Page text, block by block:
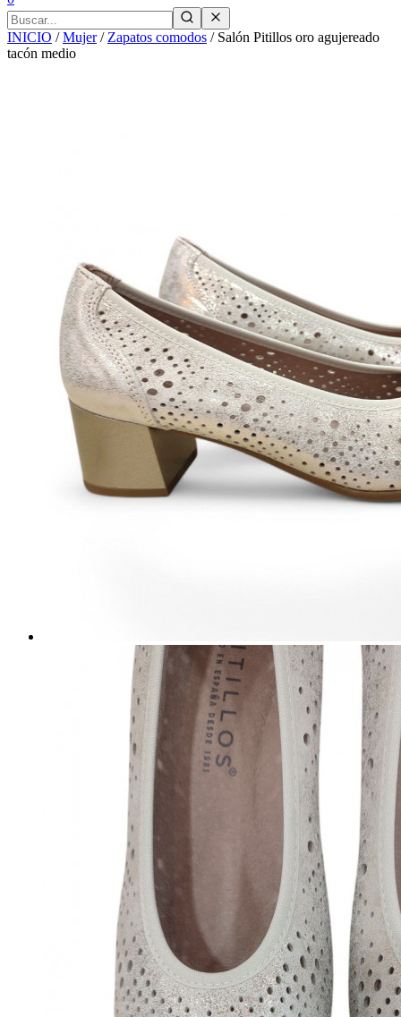
INICIO /Mujer/ Zapatos comodos / Salón Pitillos oro agujereado
tacón medio